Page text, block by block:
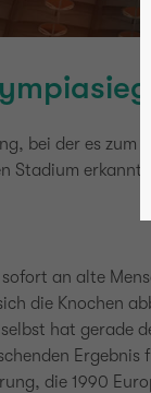
bei der es zum
Stadium
an alte
die Knochen
hat gerade
Ergebnis
die 1990